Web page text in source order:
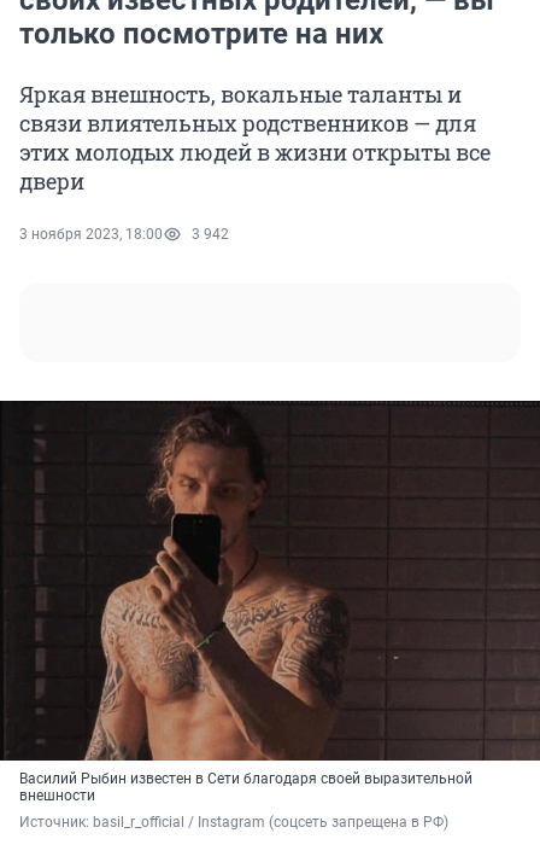
только посмотрите на них
Яркая внешность, вокальные таланты и
связи влиятельных родственников — для
этих молодых людей в жизни открыты все
двери
3 ноября 2023, 18:00 3 942
Василий Рыбин известен в Сети благодаря своей выразительной
внешности
Источник: basil_r_official / Instagram (соцсеть запрещена в РФ)